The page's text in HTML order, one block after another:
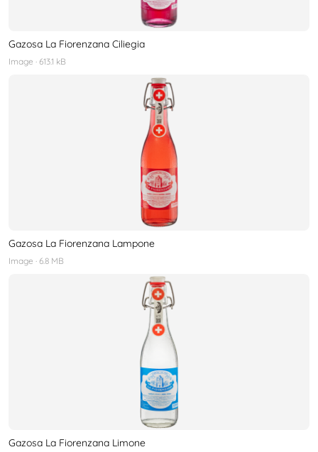
Gazosa La Fiorenzana Ciliegia
Image · 613.1 kB
Gazosa La Fiorenzana Lampone
Image · 6.8 MB
Gazosa La Fiorenzana Limone